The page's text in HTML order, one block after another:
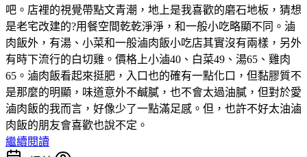
吧。店裡的視覺帶點文青潮，地上是我喜歡的磨石地板，猜想
是老宅改建的?用餐空間乾乾淨淨，和一般小吃略顯不同。滷
肉飯外，有湯、小菜和一般滷肉飯小吃店其實沒有兩樣，另外
有時下流行的白切雞。價格上小滷40、白菜49、湯65、雞肉
65。滷肉飯看起來挺肥，入口也的確有一點化口，但黏膠質不
是那麼的明顯，味道意外不鹹膩，也不會太過油膩，但對於愛
滷肉飯的我而言，好像少了一點滿足感。但，也許不好太油滷
肉飯的朋友會喜歡也說不定。
繼續閱讀